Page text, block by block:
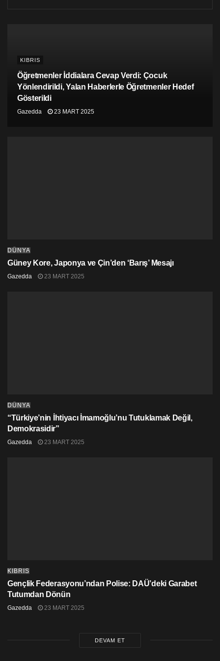
Şehir Plancıları Odası: “Girne’deki kaos bu
bölgeye de getirilecek”
Olacak Emirname Derhal Çıkarılmalıdır!”
KIBRIS
Öğretmenler İddialara Cevap Verdi: Çocuk
Yönlendirildi, Yalan Haberlerle Öğretmenler Hedef
Gösterildi
Gazedda 23 MART 2025
DÜNYA
Güney Kore, Japonya ve Çin’den ‘Barış’ Mesajı
Gazedda 23 MART 2025
DÜNYA
“Türkiye’nin İhtiyacı İmamoğlu’nu Tutuklamak Değil,
Demokrasidir”
Gazedda 23 MART 2025
KIBRIS
Gençlik Federasyonu’ndan Polise: DAÜ’deki Garabet
Tutumdan Dönün
Gazedda 23 MART 2025
DEVAM ET